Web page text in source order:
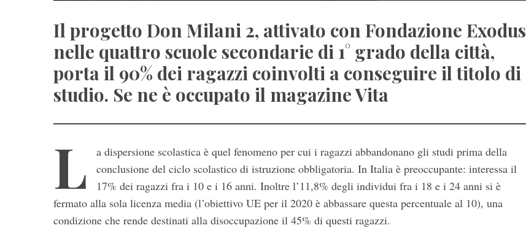
Il progetto Don Milani 2, attivato con Fondazione Exodus
nelle quattro scuole secondarie di 1° grado della città,
porta il 90% dei ragazzi coinvolti a conseguire il titolo di
studio. Se ne è occupato il magazine Vita
L
a dispersione scolastica è quel fenomeno per cui i ragazzi abbandonano gli studi prima della
conclusione del ciclo scolastico di istruzione obbligatoria. In Italia è preoccupante: interessa il
17% dei ragazzi fra i 10 e i 16 anni. Inoltre l’11,8% degli individui fra i 18 e i 24 anni si è
fermato alla sola licenza media (l’obiettivo UE per il 2020 è abbassare questa percentuale al 10), una
condizione che rende destinati alla disoccupazione il 45% di questi ragazzi.
e
a
r
c